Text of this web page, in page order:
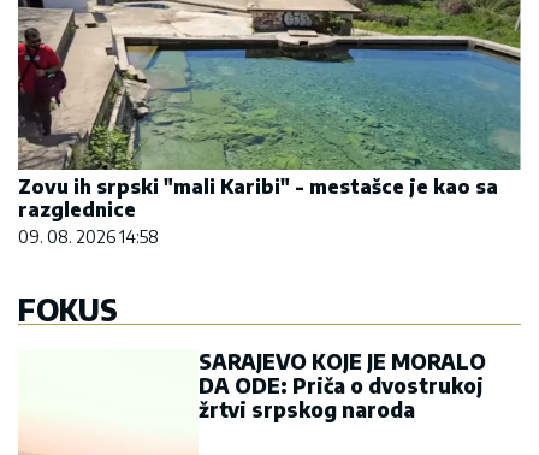
Zovu ih srpski "mali Karibi" - mestašce je kao sa
razglednice
09. 08. 2026 14:58
FOKUS
SARAJEVO KOJE JE MORALO
DA ODE: Priča o dvostrukoj
žrtvi srpskog naroda